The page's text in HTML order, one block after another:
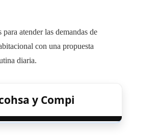
atender las demandas de
con una propuesta
diaria.
y Compi